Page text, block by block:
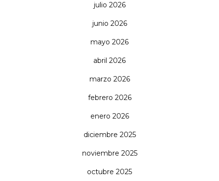
julio 2026
junio 2026
mayo 2026
abril 2026
marzo 2026
febrero 2026
enero 2026
diciembre 2025
noviembre 2025
octubre 2025